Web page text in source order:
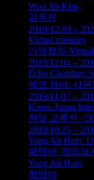
Woo Jin Kim
김우진
2019/12/19 –
Virtual memory
기억장치-
2019/12/04 –
Echo Chamber:
에코 챔버: 사
2019/11/07 –
Korea-Japan
한일 교류전
2019/10/25 –
Yang Ah
함양아_정의되
Yang Ah Ham
함양아